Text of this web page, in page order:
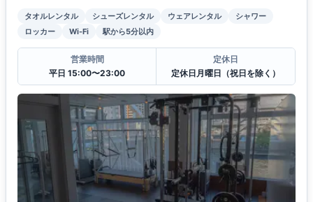
タオルレンタル シューズレンタル ウェアレンタル
シャワー
ロッカー
Wi-Fi 駅から5分以内
営業時間
平日 15:00〜23:00
定休日
定休日月曜日（祝日を除く）